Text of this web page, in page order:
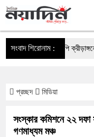
সংবাদ শিরোনাম :
আনসার-ভিডিপি ক্রীড়াঙ্গনের
প্রচ্ছদ মিডিয়া
সংস্কার কমিশনে ২২ দফা
গণমাধ্যম মঞ্চ